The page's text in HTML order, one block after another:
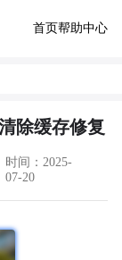
首页帮助中心
除缓存修复
时间：2025-
07-20